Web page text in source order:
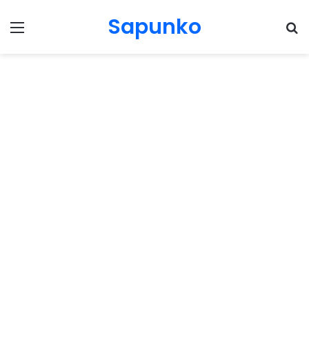
Menu Sapunko